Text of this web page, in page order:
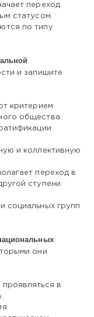
переход
статусом.
по типу
и запишите
критерием
общества.
и коллективную
переход в
ступени
социальных групп
они
в